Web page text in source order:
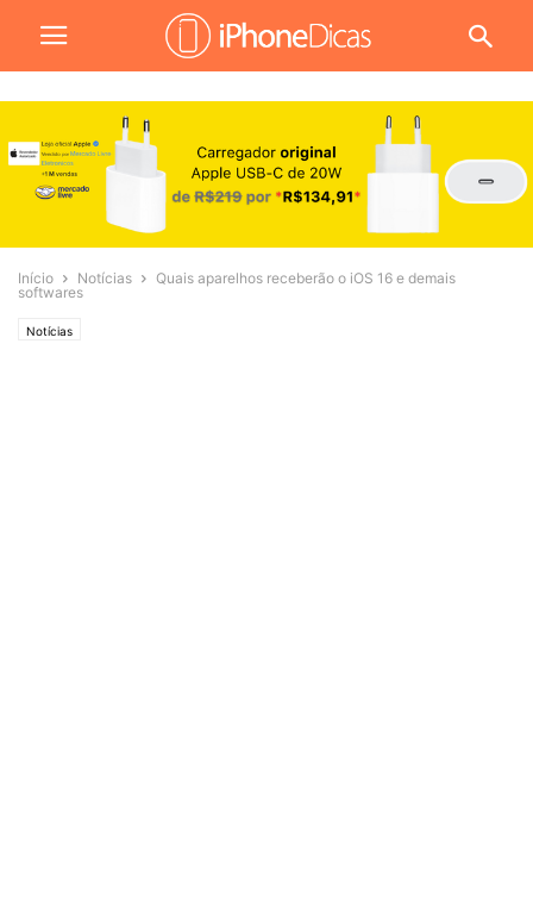
Início Notícias
Quais aparelhos receberão o iOS 16 e demais
softwares
Notícias